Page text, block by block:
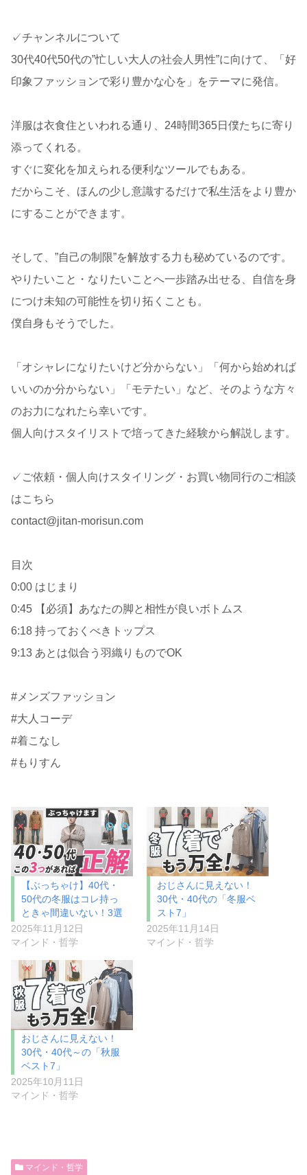
✓チャンネルについて
30代40代50代の”忙しい大人の社会人男性”に向けて、「好
印象ファッションで彩り豊かな心を」をテーマに発信。
洋服は衣食住といわれる通り、24時間365日僕たちに寄り
添ってくれる。
すぐに変化を加えられる便利なツールでもある。
だからこそ、ほんの少し意識するだけで私生活をより豊か
にすることができます。
そして、”自己の制限”を解放する力も秘めているのです。
やりたいこと・なりたいことへ一歩踏み出せる、自信を身
につけ未知の可能性を切り拓くことも。
僕自身もそうでした。
「オシャレになりたいけど分からない」「何から始めれば
いいのか分からない」「モテたい」など、そのような方々
のお力になれたら幸いです。
個人向けスタイリストで培ってきた経験から解説します。
✓ご依頼・個人向けスタイリング・お買い物同行のご相談
はこちら
contact@jitan-morisun.com
目次
0:00 はじまり
0:45 【必須】あなたの脚と相性が良いボトムス
6:18 持っておくべきトップス
9:13 あとは似合う羽織りものでOK
#メンズファッション
#大人コーデ
#着こなし
#もりすん
【ぶっちゃけ】40代・
50代の冬服はコレ持っ
ときゃ間違いない！3選
2025年11月12日
マインド・哲学
おじさんに見えない！
30代・40代の「冬服ベ
スト7」
2025年11月14日
マインド・哲学
おじさんに見えない！
30代・40代～の「秋服
ベスト7」
2025年10月11日
マインド・哲学
マインド・哲学